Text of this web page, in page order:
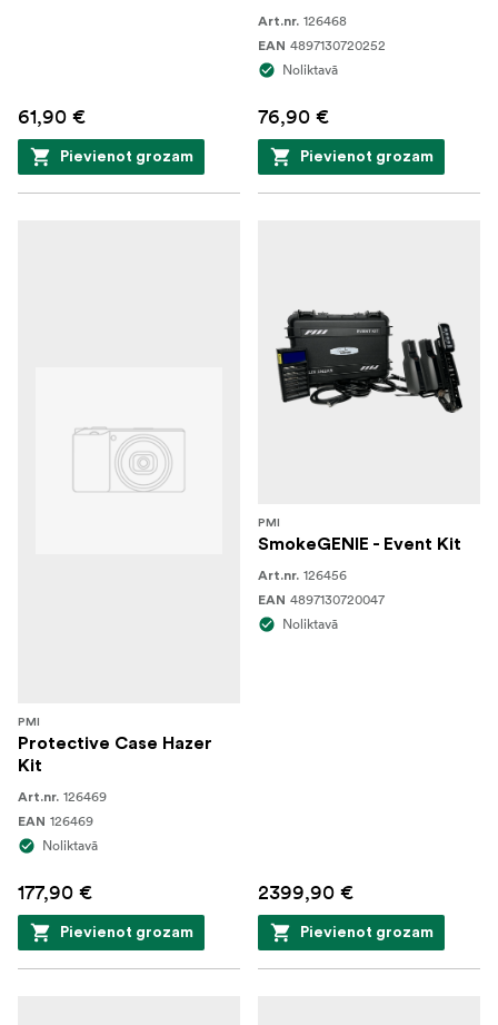
61,90 €
Pievienot grozam
Art.nr. 126468
EAN 4897130720252
Noliktavā
76,90 €
Pievienot grozam
PMI
Protective Case Hazer
Kit
Art.nr. 126469
EAN 126469
Noliktavā
177,90 €
Pievienot grozam
PMI
SmokeGENIE - Event Kit
Art.nr. 126456
EAN 4897130720047
Noliktavā
2399,90 €
Pievienot grozam